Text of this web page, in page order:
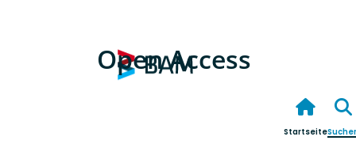
Open Access
Startseite